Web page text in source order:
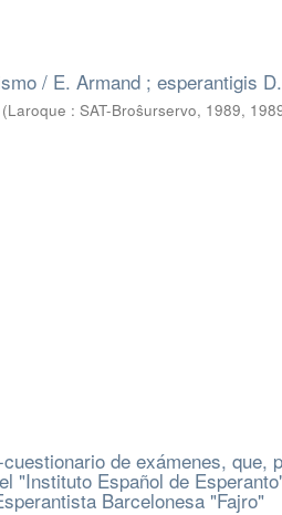
/ E. Armand ; esperantigis
(Laroque : SAT-Broŝurservo, 1989,
de exámenes, que,
"Instituto Español de
Barcelonesa "Fajro"